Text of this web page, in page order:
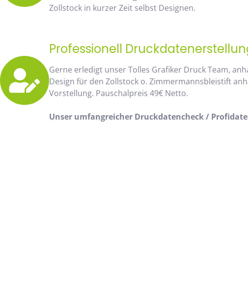
Zollstock in kurzer Zeit selbst Designen.
Professionell
Gerne erledigt unser Tolles Grafiker Druck Team,
Design für den Zollstock o. Zimmermannsbleistift
Vorstellung. Pauschalpreis 49€ Netto.
Unser umfangreicher Druckdatencheck /